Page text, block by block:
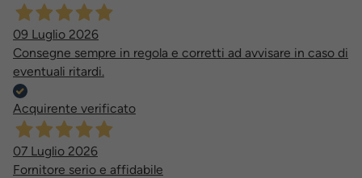
09 Luglio 2026
Consegne sempre in regola e corretti ad avvisare in caso di
eventuali ritardi.
Acquirente verificato
07 Luglio 2026
Fornitore serio e affidabile